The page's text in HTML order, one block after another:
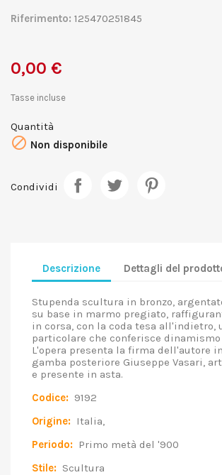
Riferimento: 125470251845
0,00 €
Tasse incluse
Quantità
 Non disponibile
Condividi
Descrizione Dettagli del
Stupenda scultura in bronzo,
su base in marmo pregiato,
in corsa, con la coda tesa all'indietro,
particolare che conferisce
L'opera presenta la firma dell'autore
gamba posteriore Giuseppe Vasari,
e presente in asta.
Codice: 9192
Origine: Italia,
Periodo: Primo metà del '900
Stile: Scultura